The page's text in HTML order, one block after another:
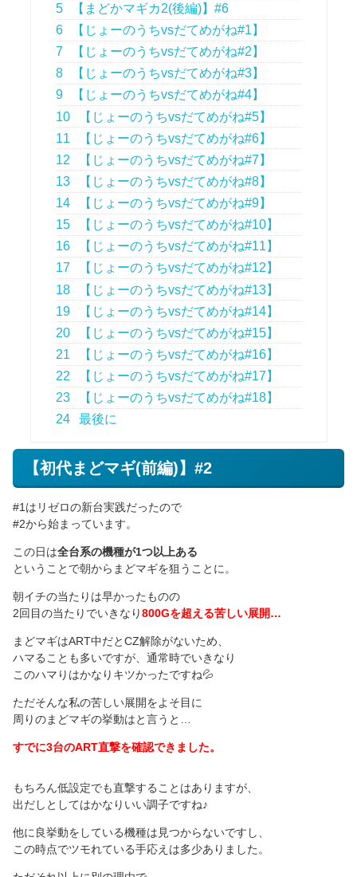
5
【まどかマギカ2(後編)】#6
6
【じょーのうちvsだてめがね#1】
7
【じょーのうちvsだてめがね#2】
8
【じょーのうちvsだてめがね#3】
9
【じょーのうちvsだてめがね#4】
10
【じょーのうちvsだてめがね#5】
11
【じょーのうちvsだてめがね#6】
12
【じょーのうちvsだてめがね#7】
13
【じょーのうちvsだてめがね#8】
14
【じょーのうちvsだてめがね#9】
15
【じょーのうちvsだてめがね#10】
16
【じょーのうちvsだてめがね#11】
17
【じょーのうちvsだてめがね#12】
18
【じょーのうちvsだてめがね#13】
19
【じょーのうちvsだてめがね#14】
20
【じょーのうちvsだてめがね#15】
21
【じょーのうちvsだてめがね#16】
22
【じょーのうちvsだてめがね#17】
23
【じょーのうちvsだてめがね#18】
24
最後に
【初代まどマギ(前編)】#2
#1はリゼロの新台実践だったので
#2から始まっています。
この日は全台系の機種が1つ以上ある
ということで朝からまどマギを狙うことに。
朝イチの当たりは早かったものの
2回目の当たりでいきなり800Gを超える苦しい展開…
まどマギはART中だとCZ解除がないため、
ハマることも多いですが、通常時でいきなり
このハマりはかなりキツかったですね💦
ただそんな私の苦しい展開をよそ目に
周りのまどマギの挙動はと言うと…
すでに3台のART直撃を確認できました。
もちろん低設定でも直撃することはありますが、
出だしとしてはかなりいい調子ですね♪
他に良挙動をしている機種は見つからないですし、
この時点でツモれている手応えは多少ありました。